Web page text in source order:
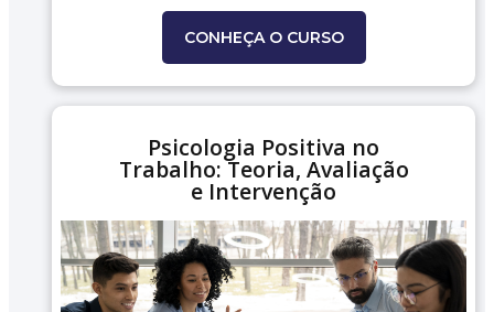
CONHEÇA O CURSO
Psicologia Positiva no
Trabalho: Teoria, Avaliação
e Intervenção